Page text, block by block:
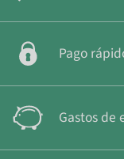
Pago
Gastos de